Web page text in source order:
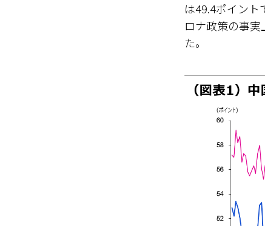
は49.4ポイン
ロナ政策の事
た。